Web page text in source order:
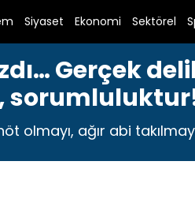
Siyaset Ekonomi Sektörel
Gerçek
olmayı, ağır abi